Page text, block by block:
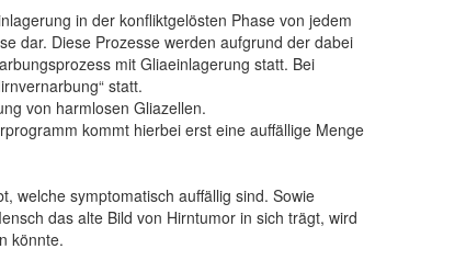
in der konfliktgelösten Phase von jedem
dar. Diese Prozesse werden aufgrund der dabei
mit Gliaeinlagerung statt. Bei
statt.
von harmlosen Gliazellen.
kommt hierbei erst eine auffällige Menge
welche symptomatisch auffällig sind. Sowie
das alte Bild von Hirntumor in sich trägt, wird
könnte.